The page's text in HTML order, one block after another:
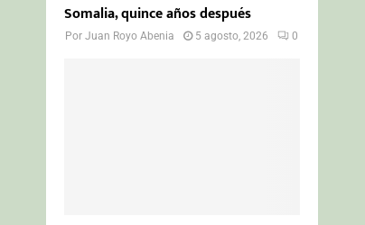
Somalia, quince años después
PorJuan Royo Abenia 5 agosto, 2026 0